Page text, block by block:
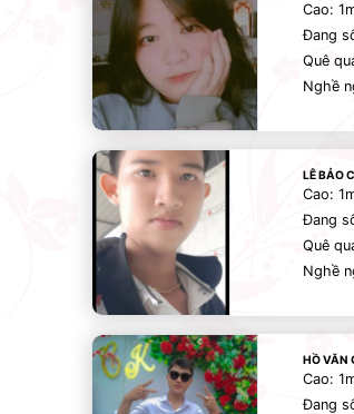
Cao:
Đang
Quê
Nghề
LÊ BẢO
Cao:
Đang
Quê
Nghề
HỒ VĂN
Cao:
Đang